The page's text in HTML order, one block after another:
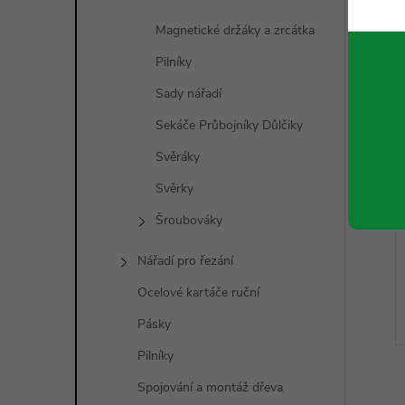
Magnetické držáky a zrcátka
Pilníky
Sady nářadí
Sekáče Průbojníky Důlčiky
Svěráky
Svěrky
Šroubováky
Nářadí pro řezání
Ocelové kartáče ruční
Pásky
Pilníky
Spojování a montáž dřeva